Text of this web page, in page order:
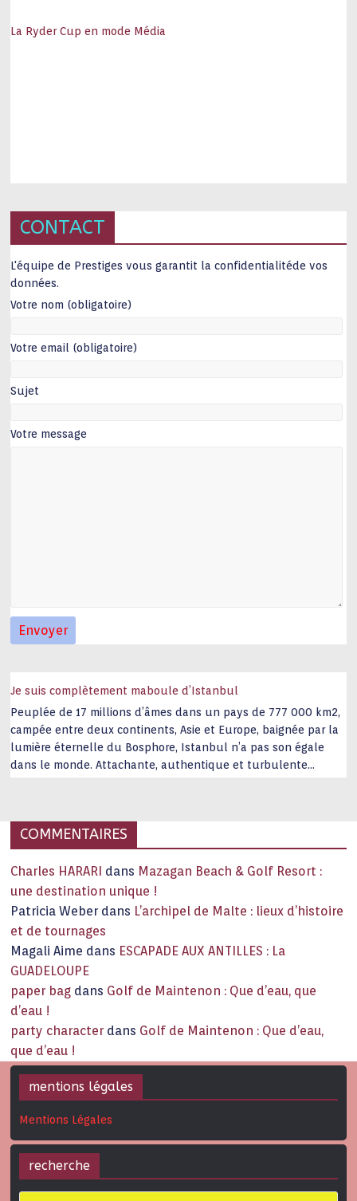
La Ryder Cup en mode Média
CONTACT
L'équipe de Prestiges vous garantit la confidentialitéde vos
données.
Votre nom (obligatoire)
Votre email (obligatoire)
Sujet
Votre message
Je suis complètement maboule d’Istanbul
Peuplée de 17 millions d’âmes dans un pays de 777 000 km2,
campée entre deux continents, Asie et Europe, baignée par la
lumière éternelle du Bosphore, Istanbul n’a pas son égale
dans le monde. Attachante, authentique et turbulente
COMMENTAIRES
Charles HARARI dans Mazagan Beach & Golf Resort :
une destination unique !
Patricia Weber dans L’archipel de Malte : lieux d’histoire
et de tournages
Magali Aime dans ESCAPADE AUX ANTILLES : La
GUADELOUPE
paper bag dans Golf de Maintenon : Que d’eau, que
d’eau !
party character dans Golf de Maintenon : Que d’eau,
que d’eau !
mentions légales
Mentions Légales
recherche